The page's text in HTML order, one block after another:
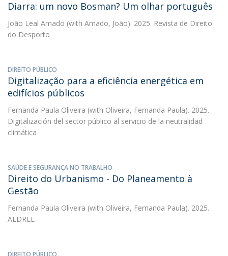
Diarra: um novo Bosman? Um olhar português
João Leal Amado (with Amado, João). 2025. Revista de Direito
do Desporto
DIREITO PÚBLICO
Digitalização para a eficiência energética em
edifícios públicos
Fernanda Paula Oliveira (with Oliveira, Fernanda Paula). 2025.
Digitalización del sector público al servicio de la neutralidad
climática
SAÚDE E SEGURANÇA NO TRABALHO
Direito do Urbanismo - Do Planeamento à
Gestão
Fernanda Paula Oliveira (with Oliveira, Fernanda Paula). 2025.
AEDREL
DIREITO PÚBLICO